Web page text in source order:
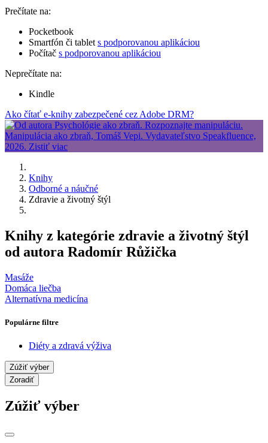
Prečítate na:
Pocketbook
Smartfón či tablet s podporovanou aplikáciou
Počítač s podporovanou aplikáciou
Neprečítate na:
Kindle
Ako čítať e-knihy zabezpečené cez Adobe DRM?
Knihy
Odborné a náučné
Zdravie a životný štýl
Knihy z kategórie zdravie a životný štýl
od autora Radomír Růžička
Masáže
Domáca liečba
Alternatívna medicína
Populárne filtre
Diéty a zdravá výživa
Zúžiť výber
Zoradiť
Zúžiť výber